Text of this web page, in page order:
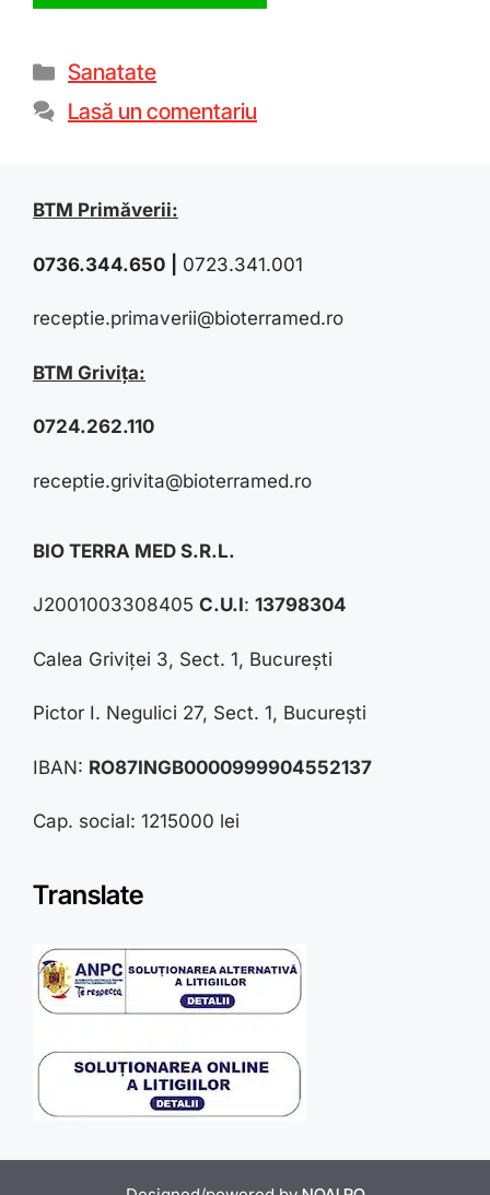
Sanatate
Lasă un comentariu
BTM Primăverii:
0736.344.650 0723.341.001
receptie.primaverii@bioterramed.ro
BTM Grivița:
0724.262.110
receptie.grivita@bioterramed.ro
BIO TERRA MED S.R.L.
J2001003308405 C.U.I: 13798304
Calea Griviței 3, Sect. 1, București
Pictor I. Negulici 27, Sect. 1, București
IBAN: RO87INGB0000999904552137
Cap. social: 1215000 lei
Translate